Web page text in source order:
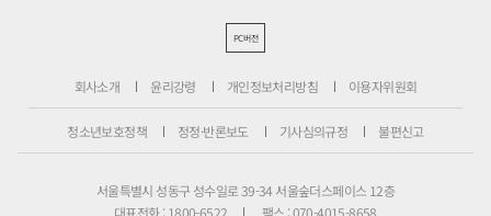
PC버전
회사소개 윤리강령 개인정보처리방침 이용자위원회
청소년보호정책 정정·반론보도 기사심의규정 불편신고
서울특별시 성동구 성수일로 39-34 서울숲더스페이스 12층